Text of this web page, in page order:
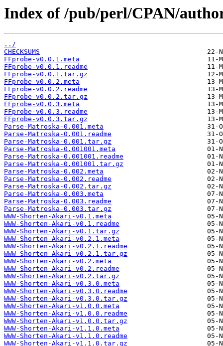
Index of /pub/perl/CPAN/
../
CHECKSUMS
FFprobe-v0.0.1.meta
FFprobe-v0.0.1.readme
FFprobe-v0.0.1.tar.gz
FFprobe-v0.0.2.meta
FFprobe-v0.0.2.readme
FFprobe-v0.0.2.tar.gz
FFprobe-v0.0.3.meta
FFprobe-v0.0.3.readme
FFprobe-v0.0.3.tar.gz
Parse-Matroska-0.001.meta
Parse-Matroska-0.001.readme
Parse-Matroska-0.001.tar.gz
Parse-Matroska-0.001001.meta
Parse-Matroska-0.001001.readme
Parse-Matroska-0.001001.tar.gz
Parse-Matroska-0.002.meta
Parse-Matroska-0.002.readme
Parse-Matroska-0.002.tar.gz
Parse-Matroska-0.003.meta
Parse-Matroska-0.003.readme
Parse-Matroska-0.003.tar.gz
WWW-Shorten-Akari-v0.1.meta
WWW-Shorten-Akari-v0.1.readme
WWW-Shorten-Akari-v0.1.tar.gz
WWW-Shorten-Akari-v0.2.1.meta
WWW-Shorten-Akari-v0.2.1.readme
WWW-Shorten-Akari-v0.2.1.tar.gz
WWW-Shorten-Akari-v0.2.meta
WWW-Shorten-Akari-v0.2.readme
WWW-Shorten-Akari-v0.2.tar.gz
WWW-Shorten-Akari-v0.3.0.meta
WWW-Shorten-Akari-v0.3.0.readme
WWW-Shorten-Akari-v0.3.0.tar.gz
WWW-Shorten-Akari-v1.0.0.meta
WWW-Shorten-Akari-v1.0.0.readme
WWW-Shorten-Akari-v1.0.0.tar.gz
WWW-Shorten-Akari-v1.1.0.meta
WWW-Shorten-Akari-v1.1.0.readme
WWW-Shorten-Akari-v1.1.0.tar.gz